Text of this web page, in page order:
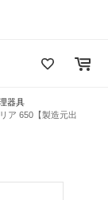
器具
ア 650【製造元出